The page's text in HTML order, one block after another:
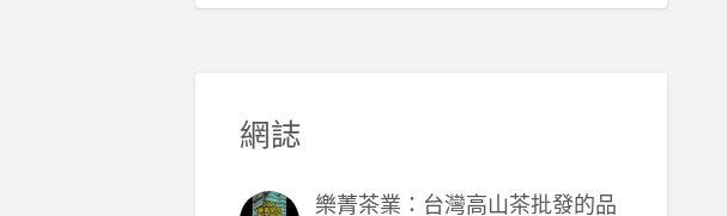
網誌
樂菁茶業：台灣高山茶批發的品